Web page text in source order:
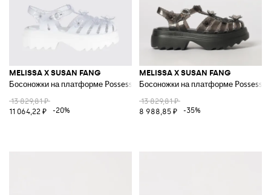
MELISSA X SUSAN FANG
Босоножки на платформе Possession Sakura с аппликацией в виде
13 829,81 ₽
11 064,22 ₽
-20%
MELISSA X SUSAN FANG
Босоножки на платформе
13 829,81 ₽
8 988,85 ₽
-35%